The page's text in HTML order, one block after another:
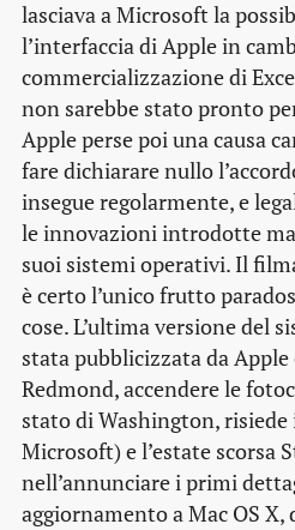
lasciava a Microsoft la
l’interfaccia di Apple in
commercializzazione di
non sarebbe stato pronto
Apple perse poi una causa
fare dichiarare nullo
insegue regolarmente, e
le innovazioni introdotte
suoi sistemi operativi. Il
è certo l’unico frutto
cose. L’ultima versione del
stata pubblicizzata da Apple
Redmond, accendere le
stato di Washington,
Microsoft) e l’estate scorsa
nell’annunciare i primi
aggiornamento a Mac OS